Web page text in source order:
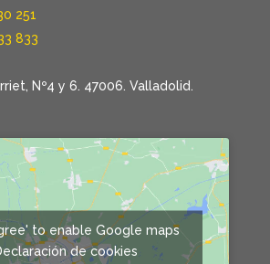
251
833
Nº4 y 6. 47006. Valladolid.
to enable Google maps
de cookies